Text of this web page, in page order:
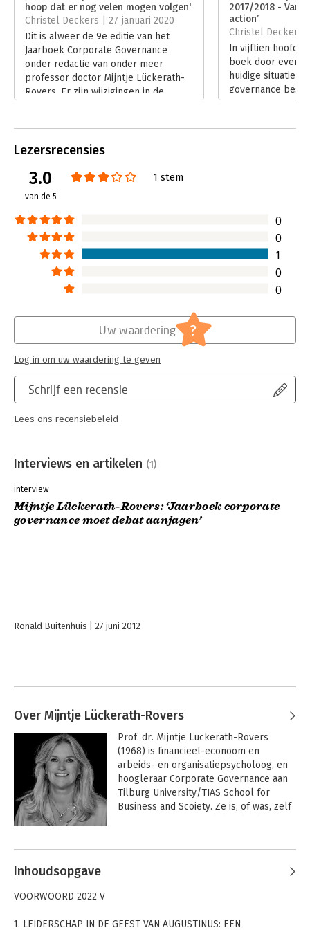
- De rol van de ondernemingsraad en de rol van de
commissaris beschreven vanuit de praktijk
Kortom: Jaarboek Corporate Governance belicht de
allernieuwste ontwikkelingen op het gebied van corporate
governance. Toegankelijk geschreven vanuit wetenschap én
praktijk.
Hoofdrubriek:
Juridisch
Jongbloed:
Algemene beginselen van behoorlijk
ondernemingsbestuur[corporate
governance]
hoop dat er nog velen mogen volgen'
Christel Deckers | 27 januari 2020
Dit is alweer de 9e editie van het
Jaarboek Corporate Governance
onder redactie van onder meer
professor doctor Mijntje Lückerath-
Rovers. Er zijn wijzigingen in de
Lees verder
2017/2018 - Van
action’
Christel Deckers
In vijftien
boek door
huidige situatie
governance
specifiek voor
grote bv’s.
Lezersrecensies
3.0
van de 5
1 stem
0
0
1
0
0
Schrijf een recensie
Lees ons recensiebeleid
Uw waardering ?
Log in om uw waardering te geven
Interviews en artikelen (1)
interview
Mijntje Lückerath-Rovers: ‘Jaarboek corporate
governance moet debat aanjagen’
Ronald Buitenhuis 27 juni 2012
Over Mijntje Lückerath-Rovers
Prof. dr. Mijntje Lückerath-Rovers
(1968) is financieel-econoom en
arbeids- en organisatiepsycholoog, en
hoogleraar Corporate Governance aan
Tilburg University/TIAS School for
Business and Scoiety. Ze is, of was, zelf
Rijcken, ASN Beleggingsinstellingen,
langetermijnwaardecreatie, boardroom-
Andere boeken door Mijntje
Lückerath-Rovers
Inhoudsopgave
VOORWOORD 2022 V
1. LEIDERSCHAP IN DE GEEST VAN AUGUSTINUS: EEN